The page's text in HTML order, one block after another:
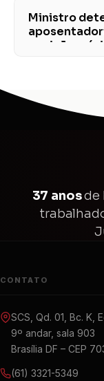
Ministro
punição
37 anosde
CONTATO
SCS, Qd. 01, Bc. K,
9º andar, sala 903
Brasília DF – CEP
(61) 3321-5349